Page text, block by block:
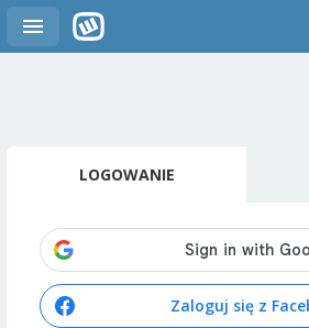
LOGOWANIE
Zaloguj się z